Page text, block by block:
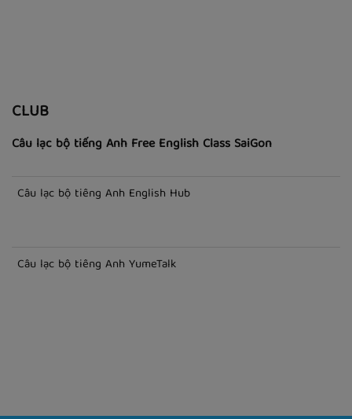
CLUB
Câu lạc bộ tiếng Anh Free English Class SaiGon
Câu lạc bộ tiếng Anh English Hub
Câu lạc bộ tiếng Anh YumeTalk